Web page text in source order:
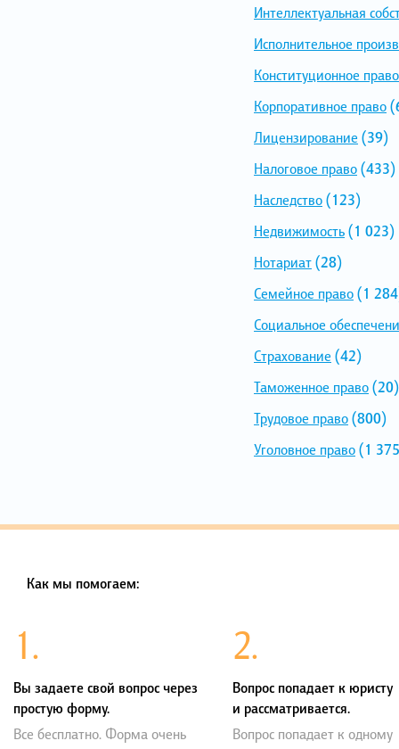
Интеллектуальная
Исполнительное
Конституционное право
Корпоративное право
Лицензирование (39)
Налоговое право(433)
Наследство(123)
Недвижимость(1 023)
Нотариат(28)
Семейное право(1
Социальное
Страхование (42)
Таможенное право(20)
Трудовое право(800)
Уголовное право(1
Как мы помогаем:
1.
Вы задаете свой вопрос через
простую форму.
Все бесплатно. Форма очень
2.
Вопрос попадает к юристу
и рассматривается.
Вопрос попадает к одному